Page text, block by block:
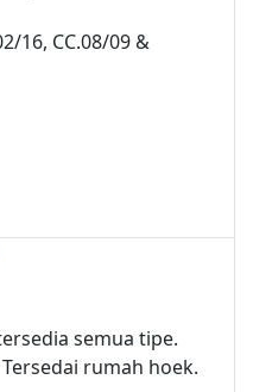
16, CC.08/09 &
semua tipe.
rumah hoek.